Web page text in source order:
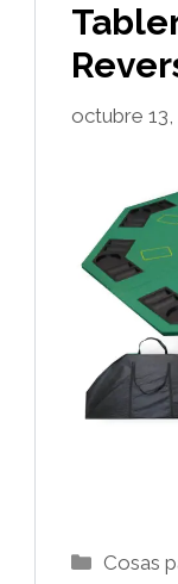
octubre 13,
Cosas